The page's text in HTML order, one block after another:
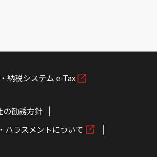
納税システム e-Tax
の勧誘方針
ハラスメントについて